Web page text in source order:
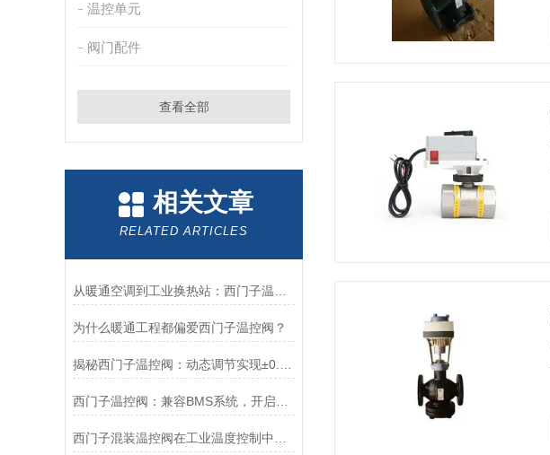
温控单元
阀门配件
查看全部
相关文章
RELATED ARTICLES
为什么暖通工程都偏爱西门子温控阀？